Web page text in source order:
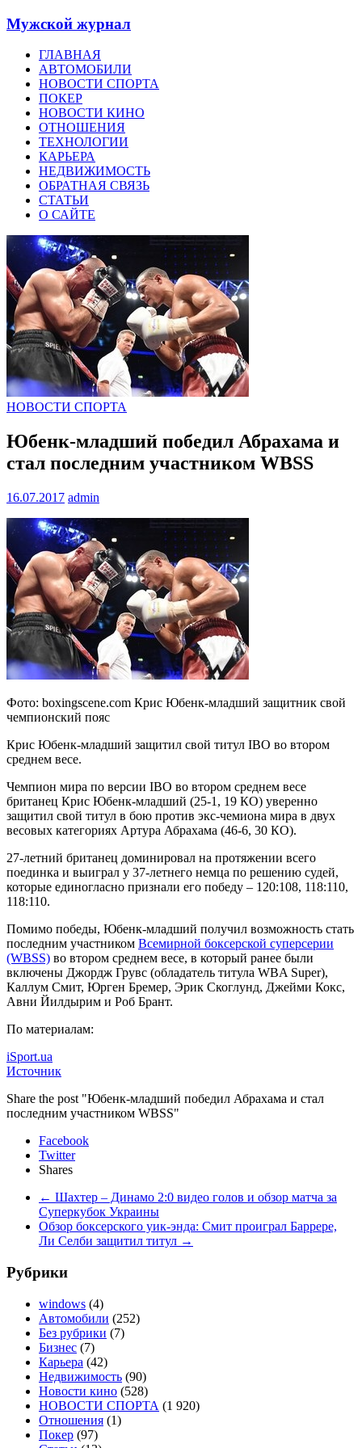
Мужской журнал
ГЛАВНАЯ
АВТОМОБИЛИ
НОВОСТИ СПОРТА
ПОКЕР
НОВОСТИ КИНО
ОТНОШЕНИЯ
ТЕХНОЛОГИИ
КАРЬЕРА
НЕДВИЖИМОСТЬ
ОБРАТНАЯ СВЯЗЬ
СТАТЬИ
О САЙТЕ
НОВОСТИ СПОРТА
Юбенк-младший победил Абрахама и
стал последним участником WBSS
16.07.2017 admin
Фото: boxingscene.com Крис Юбенк-младший защитник свой
чемпионский пояс
Крис Юбенк-младший защитил свой титул IBO во втором
среднем весе.
Чемпион мира по версии IBO во втором среднем весе
британец Крис Юбенк-младший (25-1, 19 КО) уверенно
защитил свой титул в бою против экс-чемиона мира в двух
весовых категориях Артура Абрахама (46-6, 30 КО).
27-летний британец доминировал на протяжении всего
поединка и выиграл у 37-летнего немца по решению судей,
которые единогласно признали его победу – 120:108, 118:110,
118:110.
Помимо победы, Юбенк-младший получил возможность стать
последним участником Всемирной боксерской суперсерии
(WBSS) во втором среднем весе, в который ранее были
включены Джордж Грувс (обладатель титула WBA Super),
Каллум Смит, Юрген Бремер, Эрик Скоглунд, Джейми Кокс,
Авни Йилдырим и Роб Брант.
По материалам:
iSport.ua
Источник
Share the post "Юбенк-младший победил Абрахама и стал
последним участником WBSS"
Facebook
Twitter
Shares
← Шахтер – Динамо 2:0 видео голов и обзор матча за
Суперкубок Украины
Обзор боксерского уик-энда: Смит проиграл Баррере,
Ли Селби защитил титул →
Рубрики
windows (4)
Автомобили (252)
Без рубрики (7)
Бизнес (7)
Карьера (42)
Недвижимость (90)
Новости кино (528)
НОВОСТИ СПОРТА (1 920)
Отношения (1)
Покер (97)